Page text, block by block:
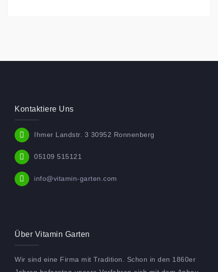
Kontaktiere Uns
Ihmer Landstr. 3 30952 Ronnenberg
05109 515121
info@vitamin-garten.com
Über Vitamin Garten
Wir sind eine Firma mit Tradition. Schon in den 1860er